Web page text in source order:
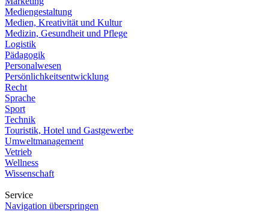
Mediengestaltung
Medien, Kreativität und Kultur
Medizin, Gesundheit und Pflege
Logistik
Pädagogik
Personalwesen
Persönlichkeitsentwicklung
Recht
Sprache
Sport
Technik
Touristik, Hotel und Gastgewerbe
Umweltmanagement
Vetrieb
Wellness
Wissenschaft
Service
Navigation überspringen